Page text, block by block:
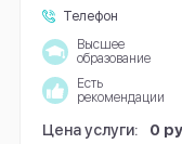
Телефон
Высшее
образование
Есть
рекомендации
Цена услуги: 0